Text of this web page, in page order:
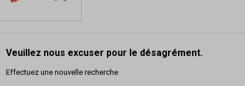
Veuillez nous excuser pour le désagrément.
Effectuez une nouvelle recherche